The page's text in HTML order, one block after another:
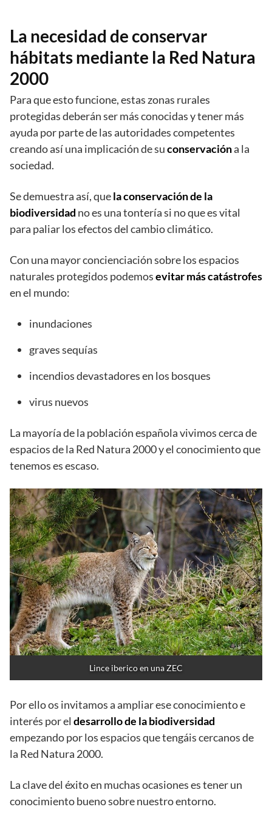
La necesidad de conservar
hábitats mediante la Red Natura
2000
Para que esto funcione, estas zonas rurales
protegidas deberán ser más conocidas y tener más
ayuda por parte de las autoridades competentes
creando así una implicación de suconservacióna la
sociedad.
Se demuestra así, quela conservación de la
biodiversidad no es una tontería si no que es vital
para paliar los efectos del cambio climático.
Con una mayor concienciación sobre los espacios
naturales protegidos podemosevitar más catástrofes
en el mundo:
inundaciones
graves sequías
incendios devastadores en los bosques
virus nuevos
La mayoría de la población española vivimos cerca de
espacios de la Red Natura 2000 y el conocimiento que
tenemos es escaso.
Lince iberico en una ZEC
Por ello os invitamos a ampliar ese conocimiento e
interés por el desarrollo de la biodiversidad
empezando por los espacios que tengáis cercanos de
la Red Natura 2000.
La clave del éxito en muchas ocasiones es tener un
conocimiento bueno sobre nuestro entorno.